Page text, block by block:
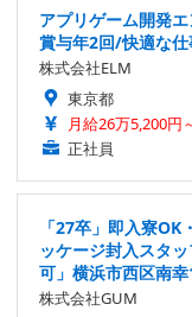
アプリゲーム開発
賞与年2回/快適な
株式会社ELM
東京都
月給26万5,200円
正社員
「27卒」即入寮
ッケージ封入スタ
可」横浜市西区南幸
株式会社GUM